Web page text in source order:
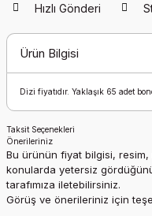
Hızlı Gönderi
Ürün Bilgisi
Dizi fiyatıdır. Yaklaşık 65 adet
Taksit Seçenekleri
Önerileriniz
Bu ürünün fiyat bilgisi, resim,
konularda yetersiz
tarafımıza iletebilirsiniz.
Görüş ve önerileriniz için